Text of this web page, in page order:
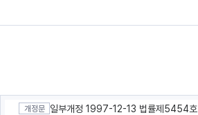
개정문 일부개정 1997-12-13 법률제5454호